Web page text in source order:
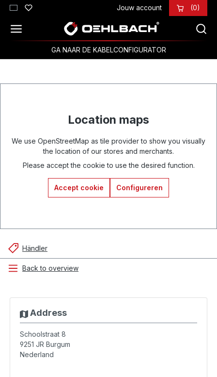
Ga naar de hoofdinhoud Jouw account (0)
GA NAAR DE KABELCONFIGURATOR
Location maps
We use OpenStreetMap as tile provider to show you visually
the location of our stores and merchants.
Please accept the cookie to use the desired function.
Accept cookie Configureren
Händler
Back to overview
Address
Schoolstraat 8
9251 JR Burgum
Nederland